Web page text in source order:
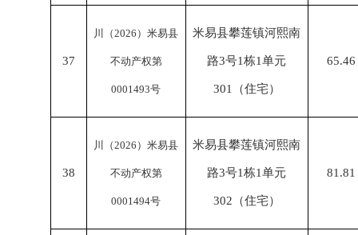
37
川（2026）米易县
不动产权第
0001493号
米易县攀莲镇河熙南
路3号1栋1单元
301（住宅）
65.46
38
川（2026）米易县
不动产权第
0001494号
米易县攀莲镇河熙南
路3号1栋1单元
302（住宅）
81.81